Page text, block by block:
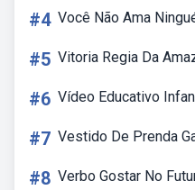
#4 Você Não Ama
#5 Vitoria Regia Da
#6 Vídeo Educativo
#7 Vestido De Prenda
#8 Verbo Gostar No